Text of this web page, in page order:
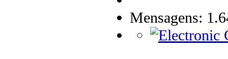
Mensagens: